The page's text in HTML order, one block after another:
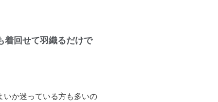
着回せて羽織るだけで
いか迷っている方も多いの